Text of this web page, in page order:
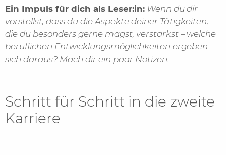
Ein Impuls für dich als Leser:in: Wenn du dir
vorstellst, dass du die Aspekte deiner Tätigkeiten,
die du besonders gerne magst, verstärkst – welche
beruflichen Entwicklungsmöglichkeiten ergeben
sich daraus? Mach dir ein paar Notizen.
Schritt für Schritt in die zweite
Karriere